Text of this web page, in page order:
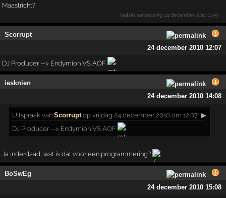
Maastricht?
laatste aanpassing 24 december 2010 11:59
Scorrupt
24 december 2010 12:07
DJ Producer --> Endymion VS AOF
iesknien
24 december 2010 14:08
Uitspraak vanScorruptop vrijdag 24 december 2010 om 12:07: ▶
DJ Producer --> Endymion VS AOF
Ja inderdaad, wat is dat voor een programmering?
BoSwEg
24 december 2010 15:08